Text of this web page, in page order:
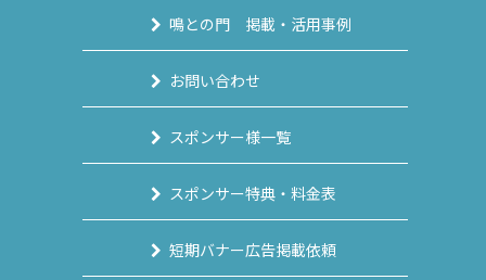
鳴との門 掲載・活用事例
お問い合わせ
スポンサー様一覧
スポンサー特典・料金表
短期バナー広告掲載依頼